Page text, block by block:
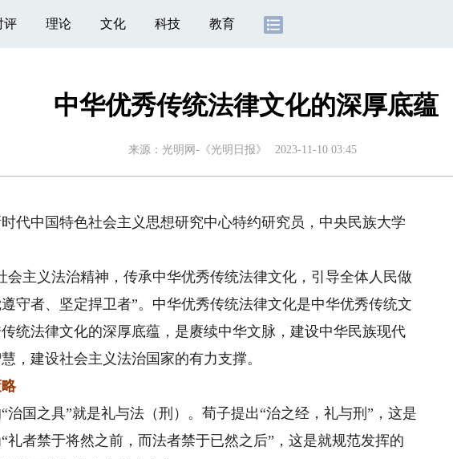
评 理论 文化 科技 教育
中华优秀传统法律文化的深厚底蕴
来源： 光明网-《光明日报》 2023-11-10 03:45
中国特色社会主义思想研究中心特约研究员，中央民族大学
主义法治精神，传承中华优秀传统法律文化，引导全体人民做
守者、坚定捍卫者”。中华优秀传统法律文化是中华优秀传统文
统法律文化的深厚底蕴，是赓续中华文脉，建设中华民族现代
，建设社会主义法治国家的有力支撑。
国之具”就是礼与法（刑）。荀子提出“治之经，礼与刑”，这是
礼者禁于将然之前，而法者禁于已然之后”，这是就规范发挥的